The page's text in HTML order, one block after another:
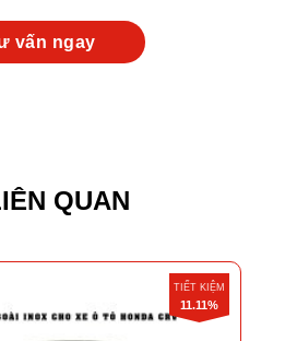
QUAN
TIẾT KIỆM
11.11%